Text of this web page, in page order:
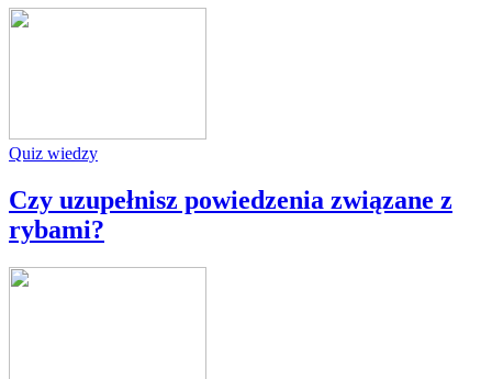
Quiz wiedzy
Czy uzupełnisz powiedzenia związane z
rybami?